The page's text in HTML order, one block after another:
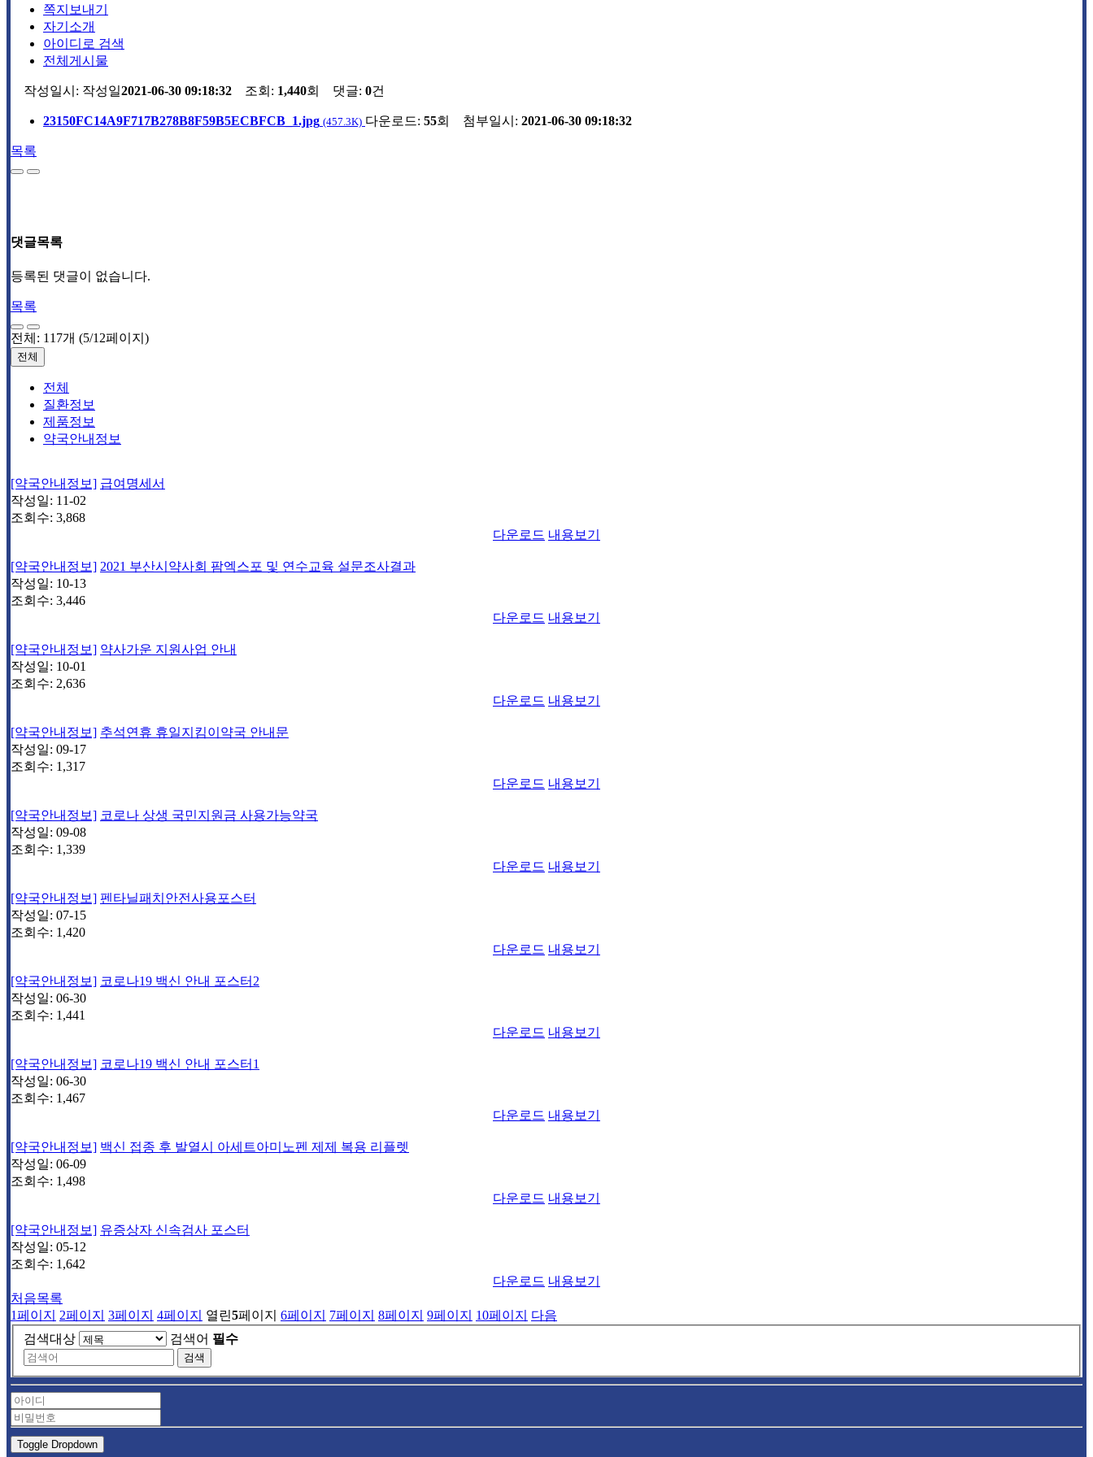
쪽지보내기
자기소개
아이디로 검색
전체게시물
작성일시: 작성일2021-06-30 09:18:32 조회: 1,440회 댓글: 0건
23150FC14A9F717B278B8F59B5ECBFCB_1.jpg (457.3K) 다운로드: 55회 첨부일시: 2021-06-30 09:18:32
목록
댓글목록
등록된 댓글이 없습니다.
목록
전체: 117개 (5/12페이지)
전체
전체
질환정보
제품정보
약국안내정보
[약국안내정보] 급여명세서
작성일: 11-02
조회수: 3,868
다운로드 내용보기
[약국안내정보] 2021 부산시약사회 팜엑스포 및 연수교육 설문조사결과
작성일: 10-13
조회수: 3,446
다운로드 내용보기
[약국안내정보] 약사가운 지원사업 안내
작성일: 10-01
조회수: 2,636
다운로드 내용보기
[약국안내정보] 추석연휴 휴일지킴이약국 안내문
작성일: 09-17
조회수: 1,317
다운로드 내용보기
[약국안내정보] 코로나 상생 국민지원금 사용가능약국
작성일: 09-08
조회수: 1,339
다운로드 내용보기
[약국안내정보] 펜타닐패치안전사용포스터
작성일: 07-15
조회수: 1,420
다운로드 내용보기
[약국안내정보] 코로나19 백신 안내 포스터2
작성일: 06-30
조회수: 1,441
다운로드 내용보기
[약국안내정보] 코로나19 백신 안내 포스터1
작성일: 06-30
조회수: 1,467
다운로드 내용보기
[약국안내정보] 백신 접종 후 발열시 아세트아미노펜 제제 복용 리플렛
작성일: 06-09
조회수: 1,498
다운로드 내용보기
[약국안내정보] 유증상자 신속검사 포스터
작성일: 05-12
조회수: 1,642
다운로드 내용보기
처음목록
1페이지 2페이지 3페이지 4페이지 열린5페이지 6페이지 7페이지 8페이지 9페이지 10페이지
다음
검색대상
검색어 필수
검색
Toggle Dropdown